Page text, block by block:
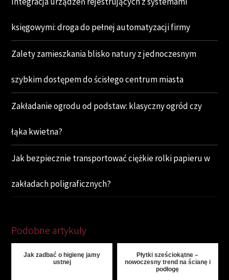
księgowymi: droga do pełnej automatyzacji firmy
Zalety zamieszkania blisko natury z jednoczesnym
szybkim dostępem do ścisłego centrum miasta
Zakładanie ogrodu od podstaw: klasyczny ogród czy
łąka kwietna?
Jak bezpiecznie transportować ciężkie rolki papieru w
zakładach poligraficznych?
Podobne artykuły
Jak zadbać o higienę jamy
ustnej
Płytki sześciokątne –
nowoczesny trend na ścianę i
podłogę